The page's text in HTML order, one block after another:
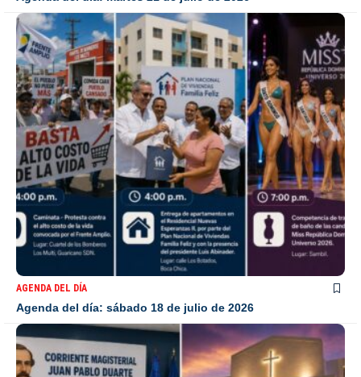
AGENDA DEL DÍA
Agenda del día: sábado 18 de julio de 2026